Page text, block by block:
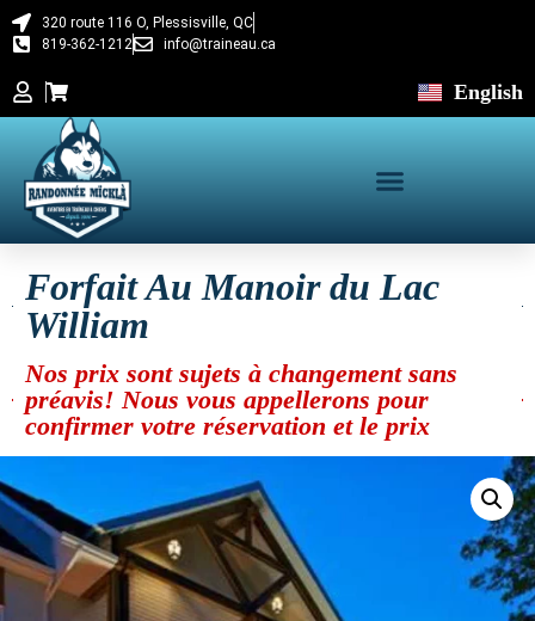
320 route 116 O, Plessisville, QC
819-362-1212
info@traineau.ca
English
Forfait Au Manoir du Lac
William
Nos prix sont sujets à changement sans
préavis! Nous vous appellerons pour
confirmer votre réservation et le prix